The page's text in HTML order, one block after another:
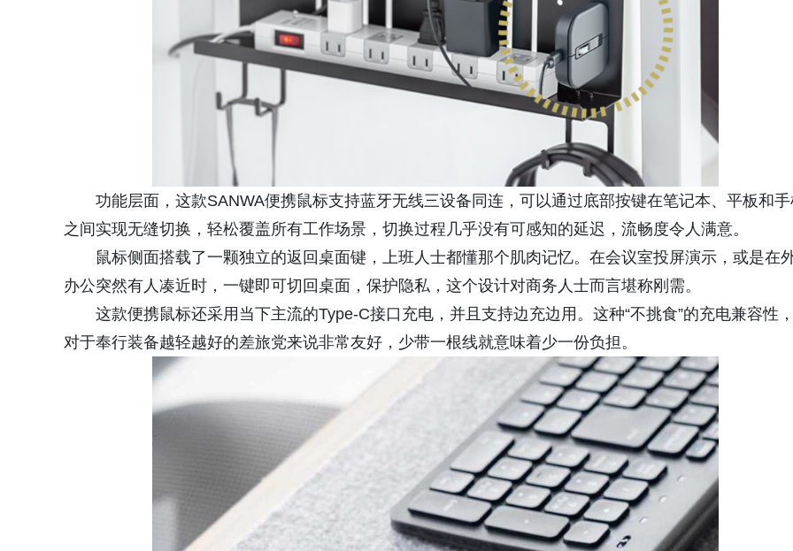
功能层面，这款SANWA便携鼠标支持蓝牙无线三设备同连，可以通过底部按键在笔记本、平板和
之间实现无缝切换，轻松覆盖所有工作场景，切换过程几乎没有可感知的延迟，流畅度令人满意。
鼠标侧面搭载了一颗独立的返回桌面键，上班人士都懂那个肌肉记忆。在会议室投屏演示，或是在
办公突然有人凑近时，一键即可切回桌面，保护隐私，这个设计对商务人士而言堪称刚需。
这款便携鼠标还采用当下主流的Type-C接口充电，并且支持边充边用。这种“不挑食”的充电兼容性，
对于奉行装备越轻越好的差旅党来说非常友好，少带一根线就意味着少一份负担。